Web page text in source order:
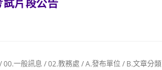
片段公告
/00.一般訊息 /02.教務處 /A.發布單位/ B.文章分類